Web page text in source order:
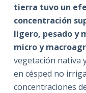
tierra tuvo un
concentración
ligero, pesado y
micro y
vegetación nativa
en césped no
concentraciones